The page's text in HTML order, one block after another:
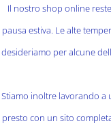
Il nostro shop online
pausa estiva. Le alte
desideriamo per alcune
Stiamo inoltre lavorando a
presto con un sito